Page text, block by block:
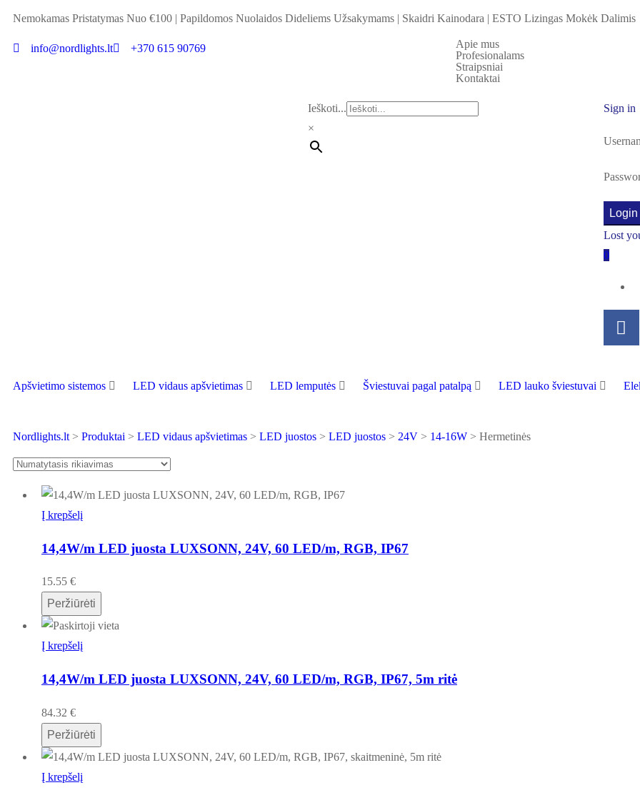
Nemokamas Pristatymas Nuo €100 | Papildomos Nuolaidos Dideliems Užsakymams | Skaidri Kainodara | ESTO Lizingas Mokėk Dalimis
info@nordlights.lt +370 615 90769
Apie mus
Profesionalams
Straipsniai
Kontaktai
Ieškoti...
×
Sign in
Login
Lost
0
Apšvietimo sistemos LED vidaus apšvietimas LED lemputės Šviestuvai pagal patalpą LED lauko šviestuvai
Nordlights.lt > Produktai > LED vidaus apšvietimas > LED juostos > LED juostos > 24V > 14-16W > Hermetinės
Į krepšelį
14,4W/m LED juosta LUXSONN, 24V, 60 LED/m, RGB, IP67
15.55 €
Peržiūrėti
Į krepšelį
14,4W/m LED juosta LUXSONN, 24V, 60 LED/m, RGB, IP67, 5m ritė
84.32 €
Peržiūrėti
Į krepšelį